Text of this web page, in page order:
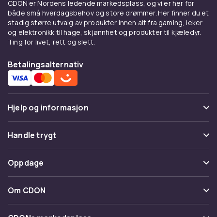
CDON er Nordens ledende markedsplass, og vi er her for
både små hverdagsbehov og store drømmer. Her finner du et
stadig større utvalg av produkter innen alt fra gaming, leker
og elektronikk til hage, skjønnhet og produkter til kjæledyr.
Ting for livet, rett og slett.
Betalingsalternativ
Hjelp og informasjon
Vanlige spørsmål
Spor pakke
Angre & returner her
Kontakt oss
Handle trygt
Betaling
Levering
Oppdage
Kategorier
Varemerker
Om CDON
Om oss